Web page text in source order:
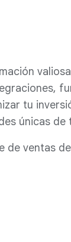
tu
únicas de
ventas